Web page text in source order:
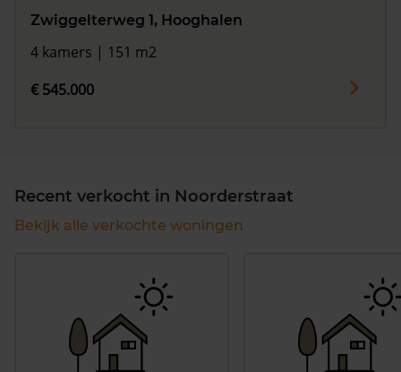
Zwiggelterweg 1, Hooghalen
4 kamers | 151 m2
€ 545.000
Recent verkocht in Noorderstraat
Bekijk alle verkochte woningen